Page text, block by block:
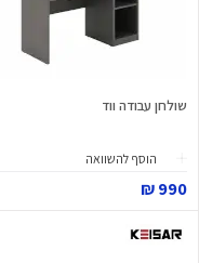
שולחן עבודה ווד
הוסף להשוואה
990 ₪